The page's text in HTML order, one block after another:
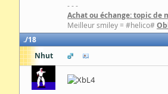
- - -
Achat ou échange: topic de
Meilleur smiley = #helico#
18
Nhut